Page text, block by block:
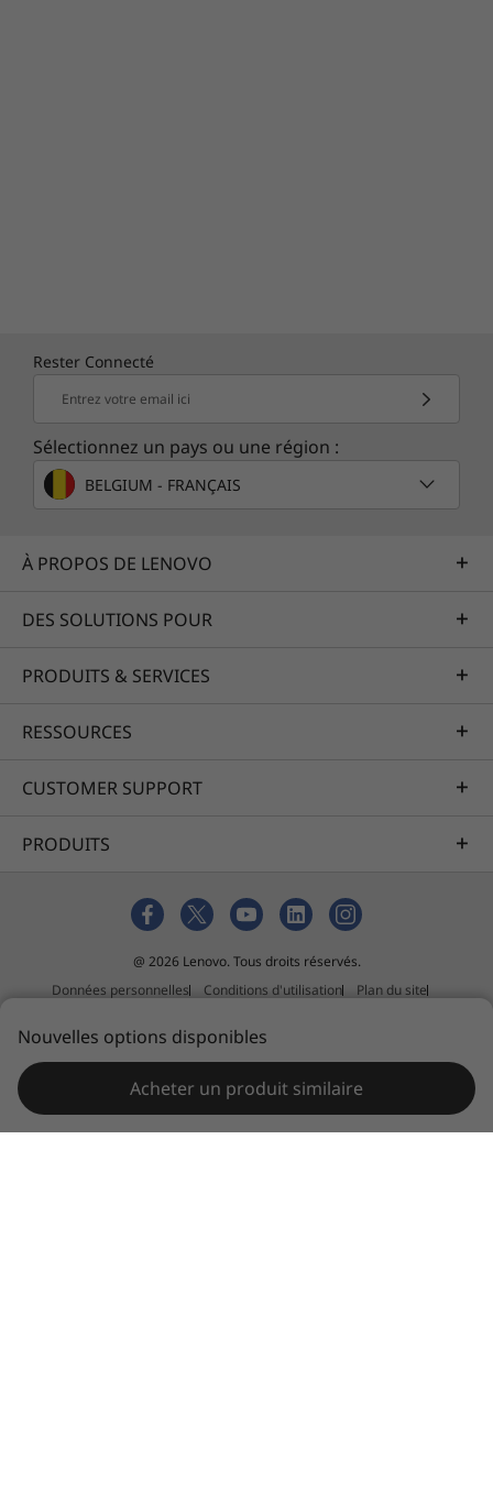
Rester Connecté
Entrez votre email ici
Sélectionnez un pays ou une région :
BELGIUM - FRANÇAIS
À PROPOS DE LENOVO
DES SOLUTIONS POUR
PRODUITS & SERVICES
RESSOURCES
CUSTOMER SUPPORT
PRODUITS
@ 2026 Lenovo. Tous droits réservés.
Données personnelles
Conditions d'utilisation
Plan du site
Slavery and human trafficking act statement
Nouvelles options disponibles
Acheter un produit similaire